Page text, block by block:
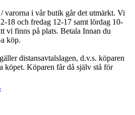
varorna i vår butik går det utmärkt. Vi
18 och fredag 12-17 samt lördag 10-
vi finns på plats. Betala Innan du
köp.
distansavtalslagen, d.v.s. köparen
köpet. Köparen får då själv stå för